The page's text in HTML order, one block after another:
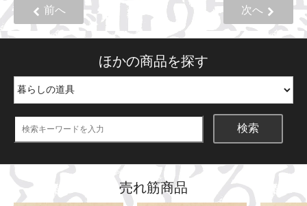
前へ 次へ
ほかの商品を探す
検索
売れ筋商品